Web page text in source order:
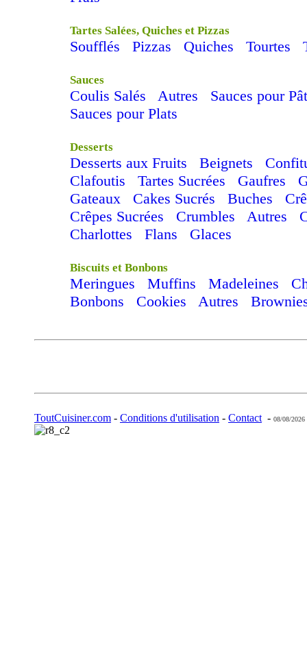
Tartes Salées, Quiches et Pizzas
Soufflés Pizzas Quiches Tourtes
Sauces
Coulis Salés Autres
Sauces pour
Sauces pour Plats
Desserts
Desserts aux Fruits Beignets
Clafoutis
Tartes Sucrées Gaufres
Gateaux
Cakes Sucrés Buches
Crêpes Sucrées
Crumbles Autres
Charlottes
Flans Glaces
Biscuits et Bonbons
Meringues Muffins Madeleines
Bonbons
Cookies Autres
ToutCuisiner.com - Conditions d'utilisation - Contact - 08/08/2026